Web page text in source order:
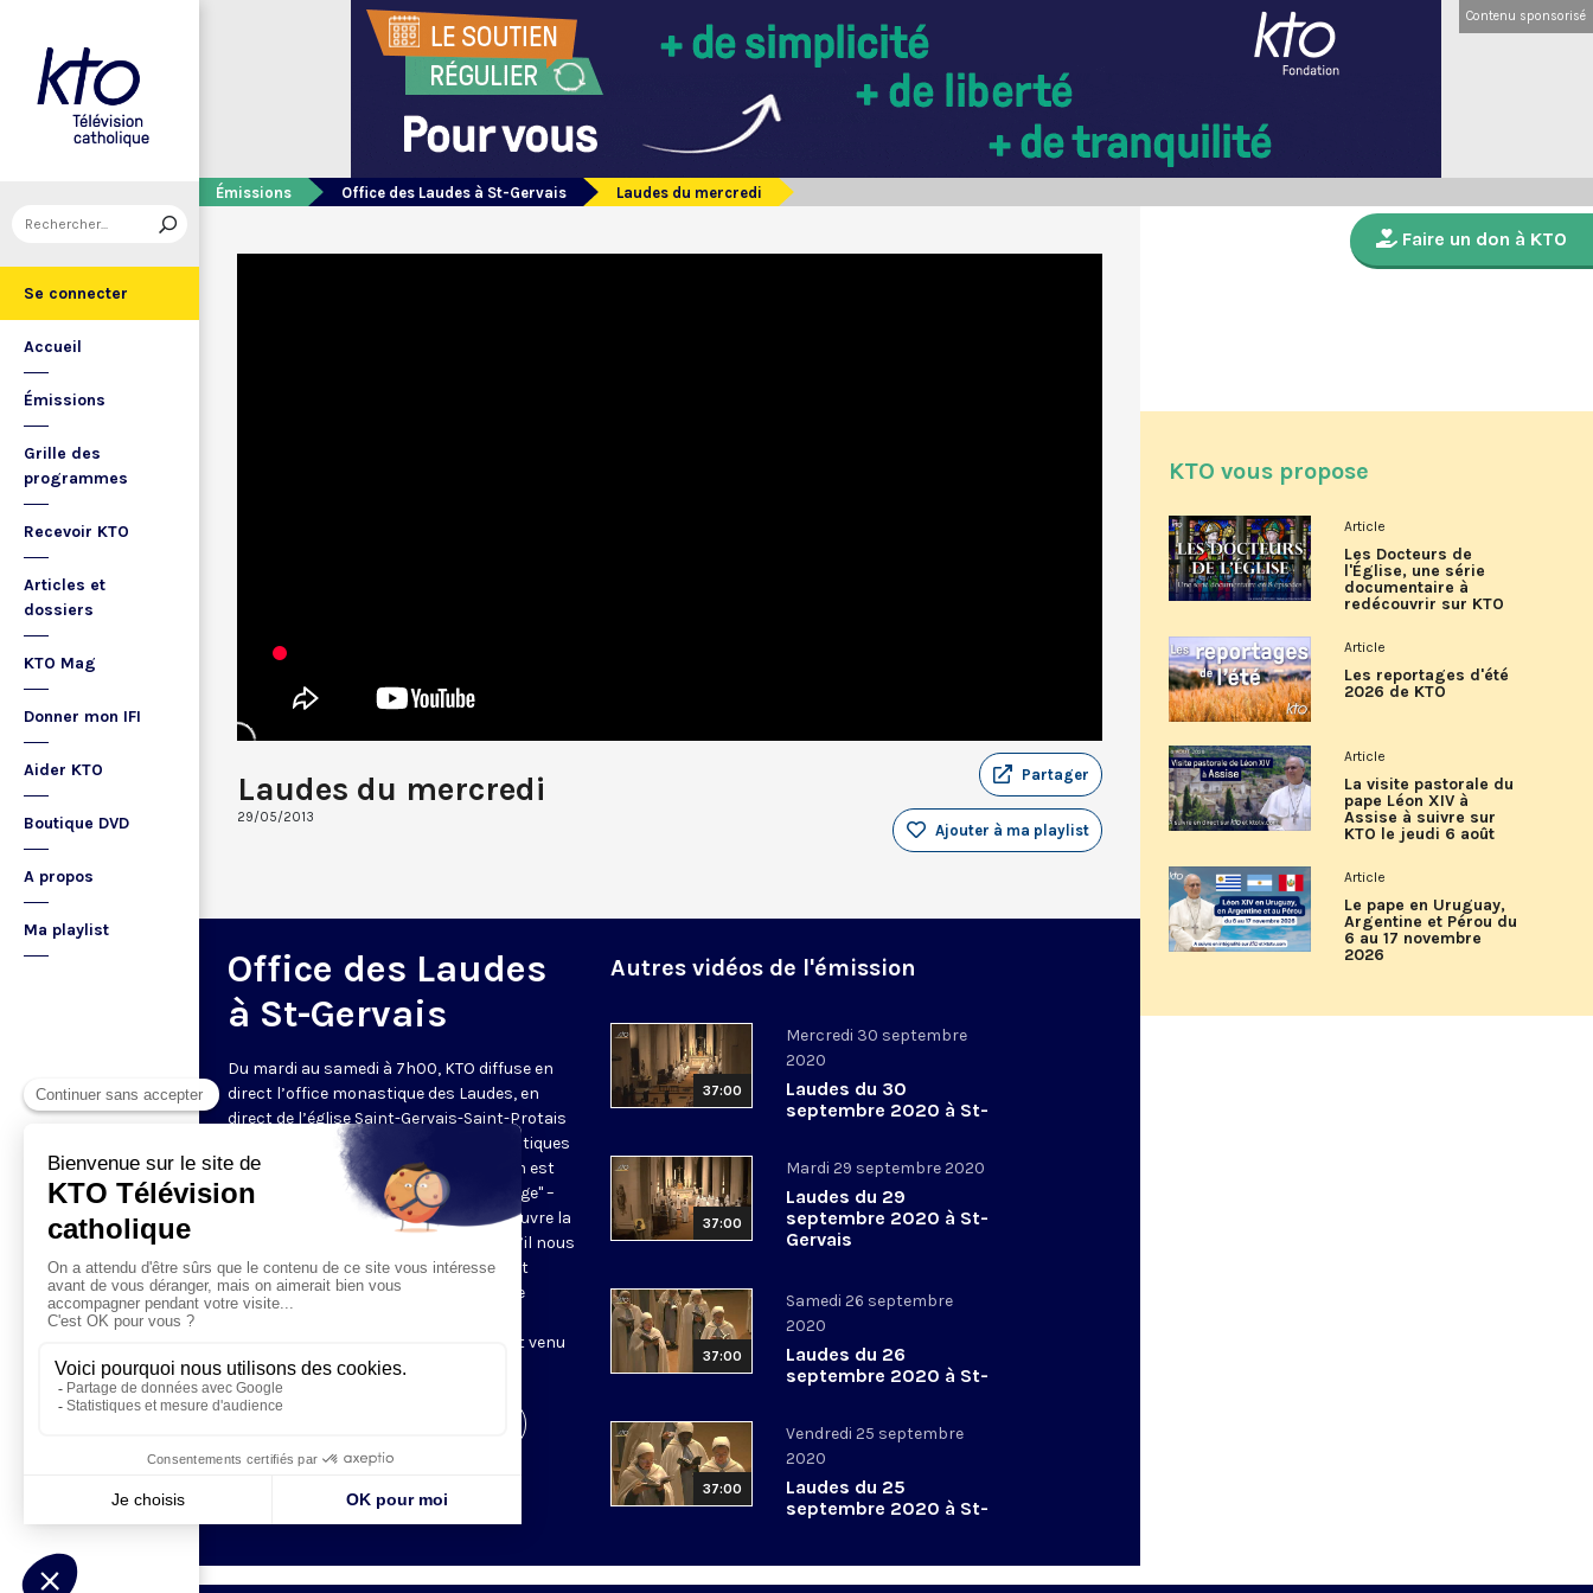
Se connecter
Accueil
Émissions
Grille des
programmes
Recevoir KTO
Articles et
dossiers
KTO Mag
Donner mon IFI
Aider KTO
Boutique DVD
A propos
Ma playlist
Contenu sponsorisé
Émissions Office des Laudes à St-Gervais Laudes du mercredi
Laudes du mercredi
29/05/2013
Partager
Ajouter à ma playlist
Office des Laudes
à St-Gervais
Du mardi au samedi à 7h00, KTO diffuse en
direct l’office monastique des Laudes, en
direct de l’église Saint-Gervais-Saint-Protais
(Paris IVe), avec les Fraternités Monastiques
de Jérusalem. Les Laudes – dont le nom est
dérivé du terme latin qui signifie "louange" –
sont d’abord la prière de louange qui ouvre la
journée pour remercier Dieu du don qu’il nous
fait de ce jour nouveau, et le placer tout
entier sous son regard. Mais son heure
Résurrection du Seigneur, "soleil levant venu
nous visiter" (Lc 1,28).
Autres vidéos de l'émission
37:00
Mercredi 30 septembre
2020
Laudes du 30
septembre 2020 à St-
37:00
Mardi 29 septembre 2020
Laudes du 29
septembre 2020 à St-
Gervais
37:00
Samedi 26 septembre
2020
Laudes du 26
septembre 2020 à St-
37:00
Vendredi 25 septembre
2020
Laudes du 25
septembre 2020 à St-
Faire un don à KTO
KTO vous propose
Article
Les Docteurs de
l'Église, une série
documentaire à
redécouvrir sur KTO
Article
Les reportages d'été
2026 de KTO
Article
La visite pastorale du
pape Léon XIV à
Assise à suivre sur
KTO le jeudi 6 août
Article
Le pape en Uruguay,
Argentine et Pérou du
6 au 17 novembre
2026